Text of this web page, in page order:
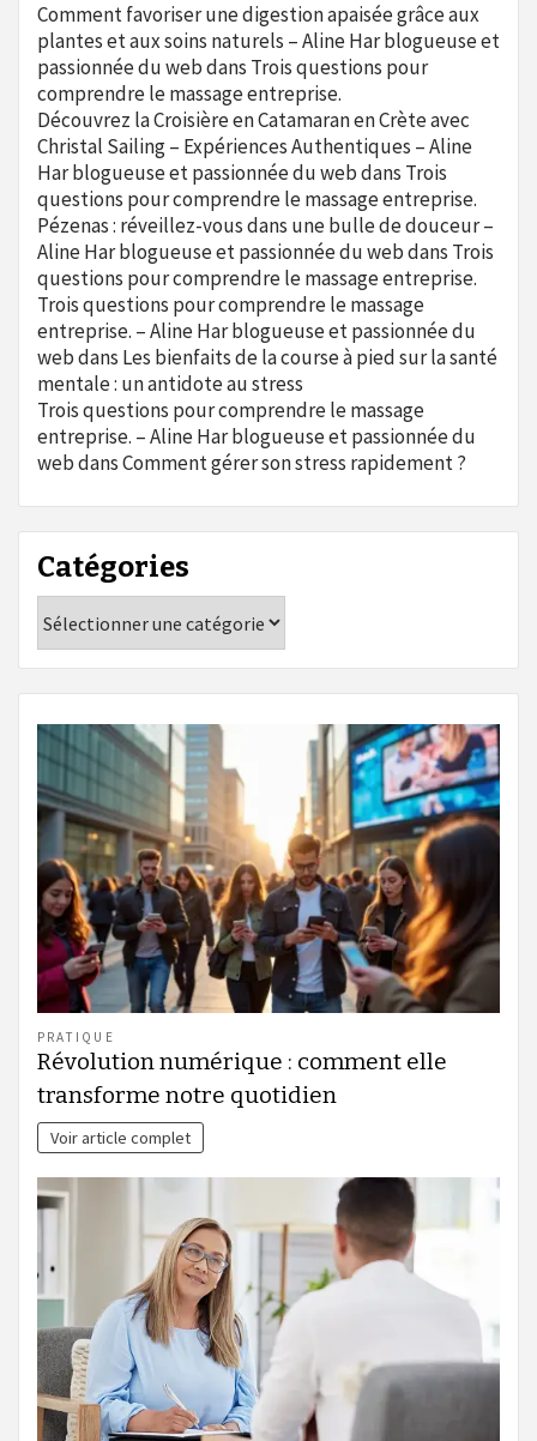
Comment favoriser une digestion apaisée grâce aux
plantes et aux soins naturels – Aline Har blogueuse et
passionnée du webdans Trois questions pour
comprendre le massage entreprise.
Découvrez la Croisière en Catamaran en Crète avec
Christal Sailing – Expériences Authentiques – Aline
Har blogueuse et passionnée du webdans Trois
questions pour comprendre le massage entreprise.
Pézenas : réveillez-vous dans une bulle de douceur –
Aline Har blogueuse et passionnée du webdans Trois
questions pour comprendre le massage entreprise.
Trois questions pour comprendre le massage
entreprise. – Aline Har blogueuse et passionnée du
webdans Les bienfaits de la course à pied sur la santé
mentale : un antidote au stress
Trois questions pour comprendre le massage
entreprise. – Aline Har blogueuse et passionnée du
webdansComment gérer son stress rapidement ?
Catégories
PRATIQUE
Révolution numérique : comment elle
transforme notre quotidien
Voir article complet